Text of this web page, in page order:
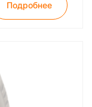
Подробнее